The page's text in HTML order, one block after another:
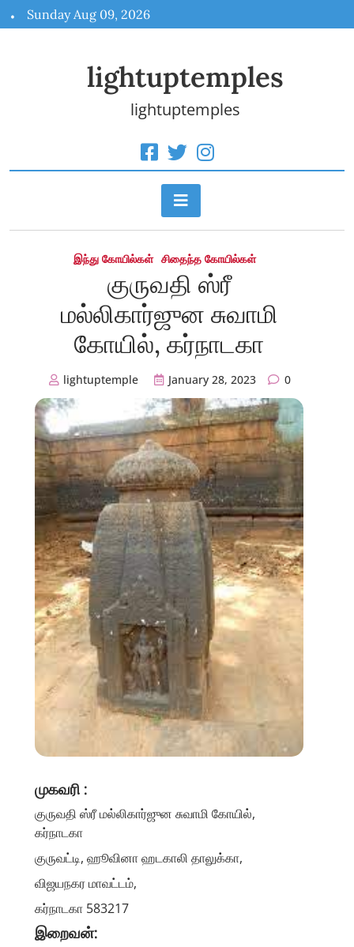
to
Sunday Aug 09, 2026
lightuptemples
lightuptemples
இந்து கோயில்கள் சிதைந்த கோயில்கள்
குருவதி ஸ்ரீ
மல்லிகார்ஜுன சுவாமி
கோயில், கர்நாடகா
lightuptemple January 28, 2023 0
முகவரி :
குருவதி ஸ்ரீ மல்லிகார்ஜுன சுவாமி கோயில்,
கர்நாடகா
குருவட்டி, ஹூவினா ஹடகாலி தாலுக்கா,
விஜயநகர மாவட்டம்,
கர்நாடகா 583217
இறைவன்: